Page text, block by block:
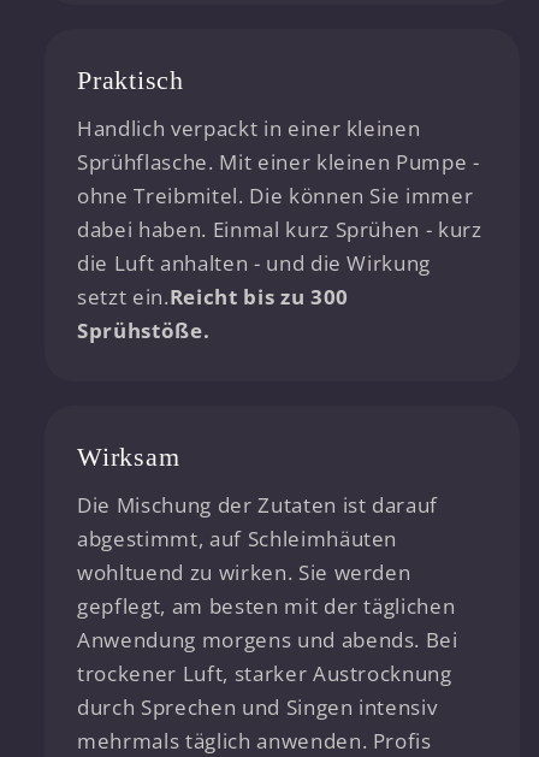
Praktisch
Handlich verpackt in einer kleinen
Sprühflasche. Mit einer kleinen Pumpe -
ohne Treibmitel. Die können Sie immer
dabei haben. Einmal kurz Sprühen - kurz
die Luft anhalten - und die Wirkung
setzt ein.Reicht bis zu 300
Sprühstöße.
Wirksam
Die Mischung der Zutaten ist darauf
abgestimmt, auf Schleimhäuten
wohltuend zu wirken. Sie werden
gepflegt, am besten mit der täglichen
Anwendung morgens und abends. Bei
trockener Luft, starker Austrocknung
durch Sprechen und Singen intensiv
mehrmals täglich anwenden. Profis